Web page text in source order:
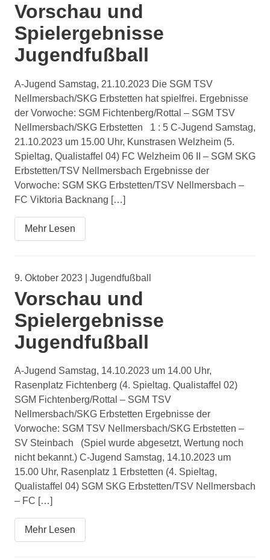
Vorschau und
Spielergebnisse
Jugendfußball
A-Jugend Samstag, 21.10.2023 Die SGM TSV
Nellmersbach/SKG Erbstetten hat spielfrei. Ergebnisse
der Vorwoche: SGM Fichtenberg/Rottal – SGM TSV
Nellmersbach/SKG Erbstetten 1 : 5 C-Jugend Samstag,
21.10.2023 um 15.00 Uhr, Kunstrasen Welzheim (5.
Spieltag, Qualistaffel 04) FC Welzheim 06 II – SGM SKG
Erbstetten/TSV Nellmersbach Ergebnisse der
Vorwoche: SGM SKG Erbstetten/TSV Nellmersbach –
FC Viktoria Backnang […]
Mehr Lesen
9. Oktober 2023 | Jugendfußball
Vorschau und
Spielergebnisse
Jugendfußball
A-Jugend Samstag, 14.10.2023 um 14.00 Uhr,
Rasenplatz Fichtenberg (4. Spieltag. Qualistaffel 02)
SGM Fichtenberg/Rottal – SGM TSV
Nellmersbach/SKG Erbstetten Ergebnisse der
Vorwoche: SGM TSV Nellmersbach/SKG Erbstetten –
SV Steinbach (Spiel wurde abgesetzt, Wertung noch
nicht bekannt.) C-Jugend Samstag, 14.10.2023 um
15.00 Uhr, Rasenplatz 1 Erbstetten (4. Spieltag,
Qualistaffel 04) SGM SKG Erbstetten/TSV Nellmersbach
– FC […]
Mehr Lesen